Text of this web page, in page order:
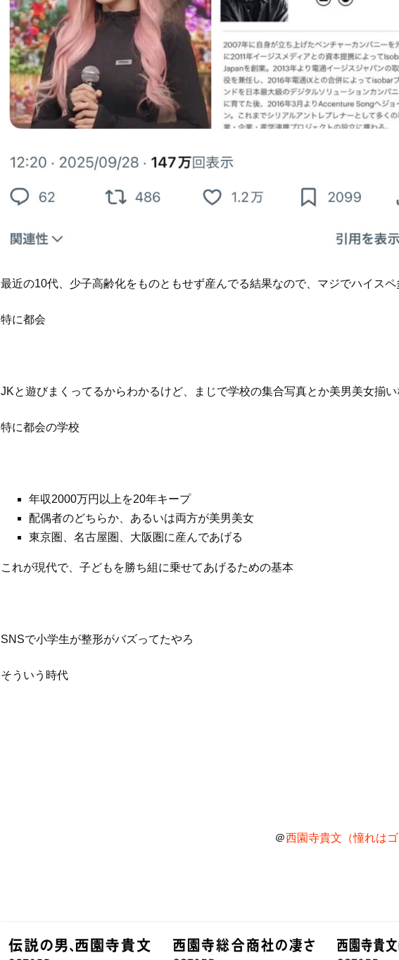
最近の10代、少子高齢化をものともせず産んでる結果なので、マジでハイスペ
特に都会
JKと遊びまくってるからわかるけど、まじで学校の集合写真とか美男美女揃
特に都会の学校
年収2000万円以上を20年キープ
配偶者のどちらか、あるいは両方が美男美女
東京圏、名古屋圏、大阪圏に産んであげる
これが現代で、子どもを勝ち組に乗せてあげるための基本
SNSで小学生が整形がバズってたやろ
そういう時代
＠西園寺貴文（憧れは